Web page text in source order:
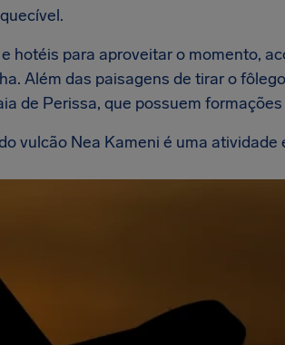
hotéis para aproveitar o momento,
Além das paisagens de tirar o
de Perissa, que possuem
vulcão Nea Kameni é uma atividade